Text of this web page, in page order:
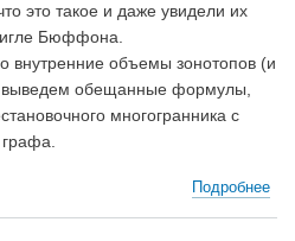
это такое и даже увидели их
Бюффона.
внутренние объемы зонотопов (и
выведем обещанные формулы,
многогранника с
Подробнеео